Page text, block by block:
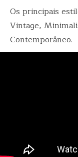
Os principais
Vintage,
Contemporâneo.